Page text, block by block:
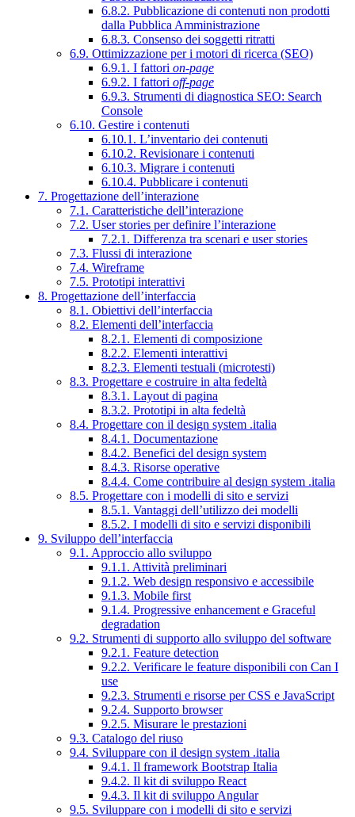
6.8.2. Pubblicazione di contenuti non prodotti
dalla Pubblica Amministrazione
6.8.3. Consenso dei soggetti ritratti
6.9. Ottimizzazione per i motori di ricerca (SEO)
6.9.1. I fattori on-page
6.9.2. I fattori off-page
6.9.3. Strumenti di diagnostica SEO: Search
Console
6.10. Gestire i contenuti
6.10.1. L’inventario dei contenuti
6.10.2. Revisionare i contenuti
6.10.3. Migrare i contenuti
6.10.4. Pubblicare i contenuti
7. Progettazione dell’interazione
7.1. Caratteristiche dell’interazione
7.2. User stories per definire l’interazione
7.2.1. Differenza tra scenari e user stories
7.3. Flussi di interazione
7.4. Wireframe
7.5. Prototipi interattivi
8. Progettazione dell’interfaccia
8.1. Obiettivi dell’interfaccia
8.2. Elementi dell’interfaccia
8.2.1. Elementi di composizione
8.2.2. Elementi interattivi
8.2.3. Elementi testuali (microtesti)
8.3. Progettare e costruire in alta fedeltà
8.3.1. Layout di pagina
8.3.2. Prototipi in alta fedeltà
8.4. Progettare con il design system .italia
8.4.1. Documentazione
8.4.2. Benefici del design system
8.4.3. Risorse operative
8.4.4. Come contribuire al design system .italia
8.5. Progettare con i modelli di sito e servizi
8.5.1. Vantaggi dell’utilizzo dei modelli
8.5.2. I modelli di sito e servizi disponibili
9. Sviluppo dell’interfaccia
9.1. Approccio allo sviluppo
9.1.1. Attività preliminari
9.1.2. Web design responsivo e accessibile
9.1.3. Mobile first
9.1.4. Progressive enhancement e Graceful
degradation
9.2. Strumenti di supporto allo sviluppo del software
9.2.1. Feature detection
9.2.2. Verificare le feature disponibili con Can I
use
9.2.3. Strumenti e risorse per CSS e JavaScript
9.2.4. Supporto browser
9.2.5. Misurare le prestazioni
9.3. Catalogo del riuso
9.4. Sviluppare con il design system .italia
9.4.1. Il framework Bootstrap Italia
9.4.2. Il kit di sviluppo React
9.4.3. Il kit di sviluppo Angular
9.5. Sviluppare con i modelli di sito e servizi